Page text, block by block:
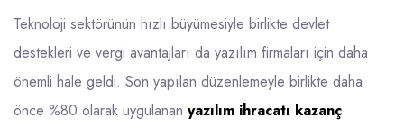
Teknoloji sektörünün hızlı büyümesiyle birlikte devlet
destekleri ve vergi avantajları da yazılım firmaları için daha
önemli hale geldi. Son yapılan düzenlemeyle birlikte daha
önce %80 olarak uygulanan yazılım ihracatı kazanç